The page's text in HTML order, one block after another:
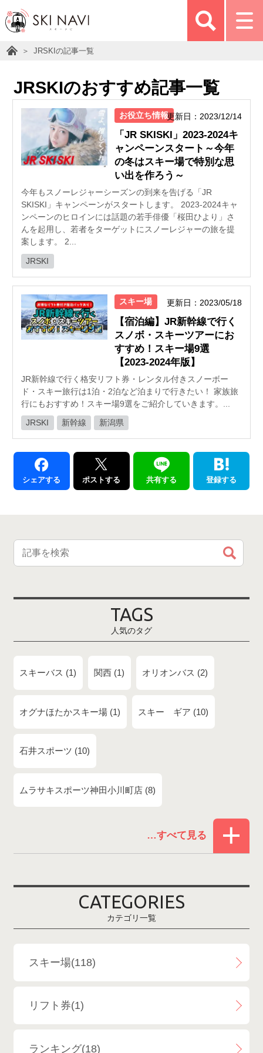
JRSKIの記事一覧
JRSKIのおすすめ記事一覧
お役立ち情報更新日：2023/12/14
「JR SKISKI」2023‐2024キ
ャンペーンスタート～今年
の冬はスキー場で特別な思
い出を作ろう～
今年もスノーレジャーシーズンの到来を告げる「JR
SKISKI」キャンペーンがスタートします。 2023-2024キャ
ンペーンのヒロインには話題の若手俳優「桜田ひより」さ
んを起用し、若者をターゲットにスノーレジャーの旅を提
案します。 2...
JRSKI
スキー場 更新日：2023/05/18
【宿泊編】JR新幹線で行く
スノボ・スキーツアーにお
すすめ！スキー場9選
【2023-2024年版】
JR新幹線で行く格安リフト券・レンタル付きスノーボー
ド・スキー旅行は1泊・2泊など泊まりで行きたい！ 家族旅
行にもおすすめ！スキー場9選をご紹介していきます。...
JRSKI 新幹線 新潟県
シェアする ポストする 共有する 登録する
TAGS
人気のタグ
スキーバス 1 関西 1 オリオンバス 2
オグナほたかスキー場 1 スキー ギア 10
石井スポーツ 10
ムラサキスポーツ神田小川町店 8
白馬コルチナスキー場
鹿島槍スキー場ファミリーパーク 2
CATEGORIES
カテゴリ一覧
スキー場(118)
リフト券(1)
ランキング(18)